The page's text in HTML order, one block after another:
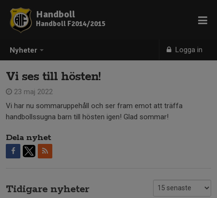
Nyheter Logga in
Handboll
Handboll F2014/2015
Vi ses till hösten!
23 maj 2022
Vi har nu sommaruppehåll och ser fram emot att träffa
handbollssugna barn till hösten igen! Glad sommar!
Dela nyhet
Tidigare nyheter